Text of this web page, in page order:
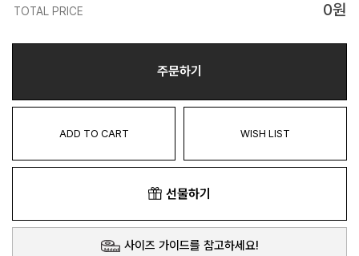
TOTAL PRICE 0원
주문하기
ADD TO CART WISH LIST
선물하기
사이즈 가이드를 참고하세요!